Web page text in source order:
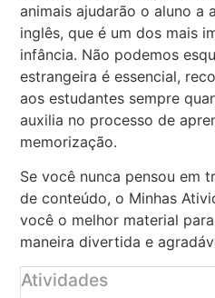
animais ajudarão o aluno a
inglês, que é um dos mais
infância. Não podemos
estrangeira é essencial,
aos estudantes sempre
auxilia no processo de
memorização.
Se você nunca pensou em
de conteúdo, o Minhas
você o melhor material
maneira divertida e
Atividades